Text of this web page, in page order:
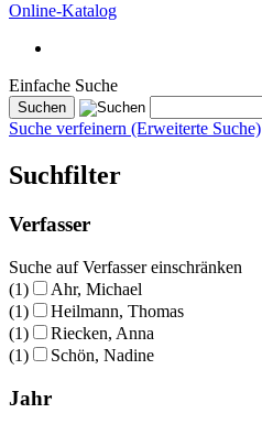
Online-Katalog
Einfache Suche
Suche verfeinern (Erweiterte Suche)
Suchfilter
Verfasser
Suche auf Verfasser einschränken
(1)
Ahr, Michael
(1)
Heilmann, Thomas
(1)
Riecken, Anna
(1)
Schön, Nadine
Jahr